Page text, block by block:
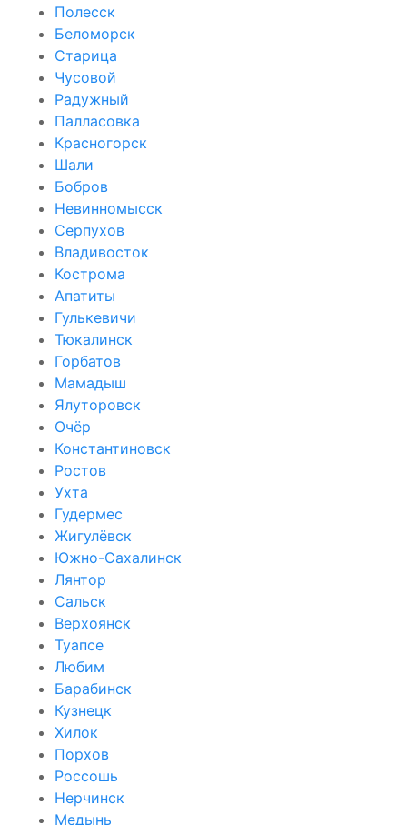
Полесск
Беломорск
Старица
Чусовой
Радужный
Палласовка
Красногорск
Шали
Бобров
Невинномысск
Серпухов
Владивосток
Кострома
Апатиты
Гулькевичи
Тюкалинск
Горбатов
Мамадыш
Ялуторовск
Очёр
Константиновск
Ростов
Ухта
Гудермес
Жигулёвск
Южно-Сахалинск
Лянтор
Сальск
Верхоянск
Туапсе
Любим
Барабинск
Кузнецк
Хилок
Порхов
Россошь
Нерчинск
Медынь